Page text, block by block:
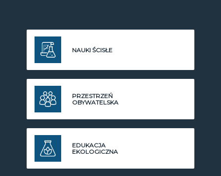
NAUKI ŚCISŁE
PRZESTRZEŃ
OBYWATELSKA
EDUKACJA
EKOLOGICZNA